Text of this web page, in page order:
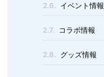
2.6. イベント情報
2.7. コラボ情報
2.8. グッズ情報